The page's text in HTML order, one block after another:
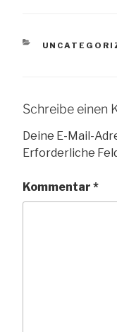
KATEGORIEN
Schreibe einen
Deine E-Mail-
Erforderliche
Kommentar *